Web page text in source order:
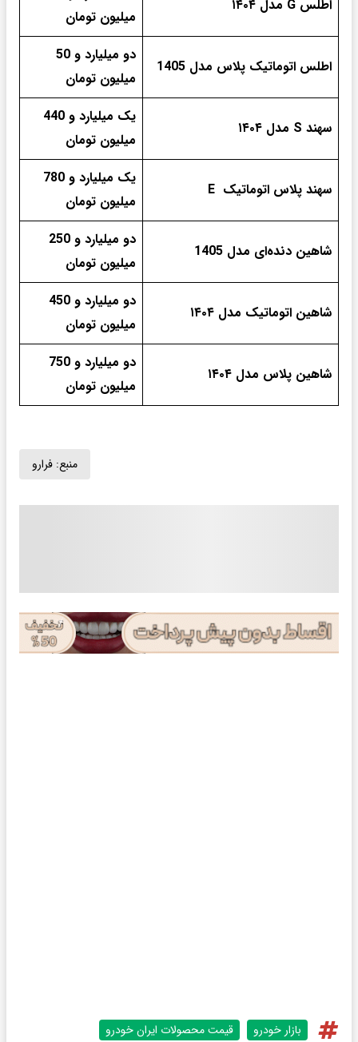
اطلس G مدل ۱۴۰۴
میلیون تومان
اطلس اتوماتیک پلاس مدل 1405
دو میلیارد و 50
میلیون تومان
سهند S مدل ۱۴۰۴
یک میلیارد و 440
میلیون تومان
سهند پلاس اتوماتیک E
یک میلیارد و 780
میلیون تومان
شاهین دنده‌ای مدل 1405
دو میلیارد و 250
میلیون تومان
شاهین اتوماتیک مدل ۱۴۰۴
دو میلیارد و 450
میلیون تومان
شاهین پلاس مدل ۱۴۰۴
دو میلیارد و 750
میلیون تومان
منبع: فرارو
بازار خودرو
قیمت محصولات ایران خودرو